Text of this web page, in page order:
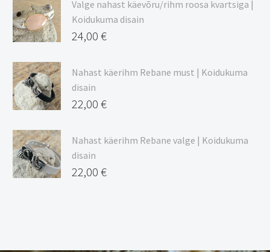
Valge nahast käevõru/rihm roosa kvartsiga |
Koidukuma disain
24,00 €
Nahast käerihm Rebane must | Koidukuma
disain
22,00 €
Nahast käerihm Rebane valge | Koidukuma
disain
22,00 €